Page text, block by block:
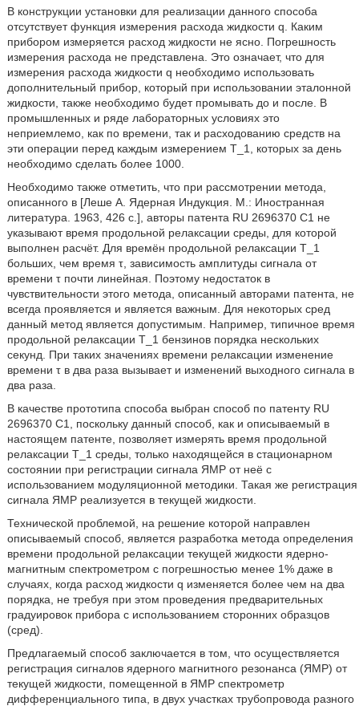
В конструкции установки для реализации данного способа
отсутствует функция измерения расхода жидкости q. Каким
прибором измеряется расход жидкости не ясно. Погрешность
измерения расхода не представлена. Это означает, что для
измерения расхода жидкости q необходимо использовать
дополнительный прибор, который при использовании эталонной
жидкости, также необходимо будет промывать до и после. В
промышленных и ряде лабораторных условиях это
неприемлемо, как по времени, так и расходованию средств на
эти операции перед каждым измерением T_1, которых за день
необходимо сделать более 1000.
Необходимо также отметить, что при рассмотрении метода,
описанного в [Леше А. Ядерная Индукция. М.: Иностранная
литература. 1963, 426 с.], авторы патента RU 2696370 C1 не
указывают время продольной релаксации среды, для которой
выполнен расчёт. Для времён продольной релаксации Т_1
больших, чем время τ, зависимость амплитуды сигнала от
времени τ почти линейная. Поэтому недостаток в
чувствительности этого метода, описанный авторами патента, не
всегда проявляется и является важным. Для некоторых сред
данный метод является допустимым. Например, типичное время
продольной релаксации Т_1 бензинов порядка нескольких
секунд. При таких значениях времени релаксации изменение
времени τ в два раза вызывает и изменений выходного сигнала в
два раза.
В качестве прототипа способа выбран способ по патенту RU
2696370 C1, поскольку данный способ, как и описываемый в
настоящем патенте, позволяет измерять время продольной
релаксации T_1 среды, только находящейся в стационарном
состоянии при регистрации сигнала ЯМР от неё с
использованием модуляционной методики. Такая же регистрация
сигнала ЯМР реализуется в текущей жидкости.
Технической проблемой, на решение которой направлен
описываемый способ, является разработка метода определения
времени продольной релаксации текущей жидкости ядерно-
магнитным спектрометром с погрешностью менее 1% даже в
случаях, когда расход жидкости q изменяется более чем на два
порядка, не требуя при этом проведения предварительных
градуировок прибора с использованием сторонних образцов
(сред).
Предлагаемый способ заключается в том, что осуществляется
регистрация сигналов ядерного магнитного резонанса (ЯМР) от
текущей жидкости, помещенной в ЯМР спектрометр
дифференциального типа, в двух участках трубопровода разного